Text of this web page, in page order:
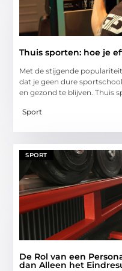
Thuis sporten: hoe je
Met de stijgende
dat je geen dure
en gezond te blijven. Thuis
Sport
SPORT
De Rol van een
dan Alleen het